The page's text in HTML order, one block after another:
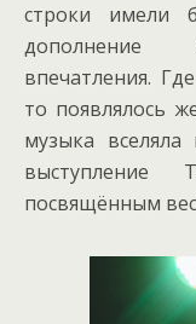
строки имели
дополнение
впечатления.
то появлялось
музыка вселяла
выступление
посвящённым